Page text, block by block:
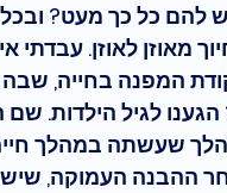
להם כל כך מעט?
מאוזן לאוזן.
המפנה בחייה,
לגיל הילדות.
שעשתה במהלך
ההבנה העמוקה,